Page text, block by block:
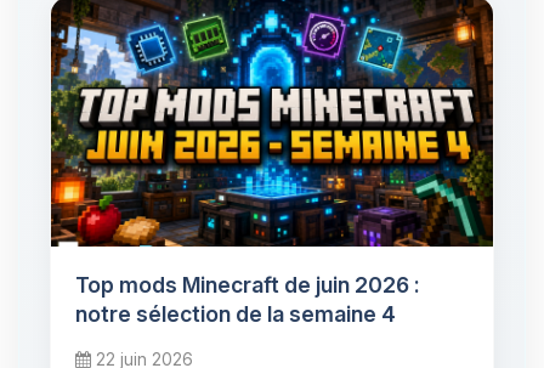
Top mods Minecraft de juin 2026 :
notre sélection de la semaine 4
22 juin 2026